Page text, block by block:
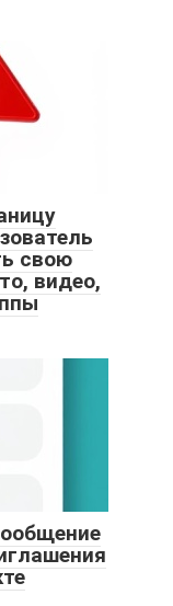
свою
видео,